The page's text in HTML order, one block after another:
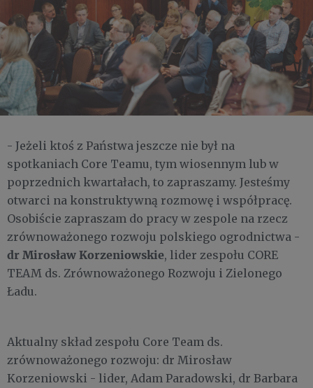
- Jeżeli ktoś z Państwa jeszcze nie był na
spotkaniach Core Teamu, tym wiosennym lub w
poprzednich kwartałach, to zapraszamy. Jesteśmy
otwarci na konstruktywną rozmowę i współpracę.
Osobiście zapraszam do pracy w zespole na rzecz
zrównoważonego rozwoju polskiego ogrodnictwa -
dr Mirosław Korzeniowskie, lider zespołu CORE
TEAM ds. Zrównoważonego Rozwoju i Zielonego
Ładu.
Aktualny skład zespołu Core Team ds.
zrównoważonego rozwoju: dr Mirosław
Korzeniowski - lider, Adam Paradowski, dr Barbara